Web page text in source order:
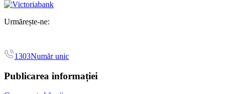
Urmărește-ne:
1303Număr unic
Publicarea informației